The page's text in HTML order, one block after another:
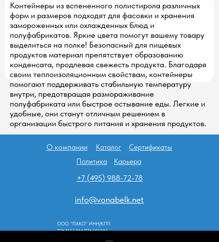
Контейнеры из вспененного полистирола различных
форм и размеров подходят для фасовки и хранения
замороженных или охлажденных блюд и
полуфабрикатов. Яркие цвета помогут вашему товару
выделиться на полке! Безопасный для пищевых
продуктов материал препятствует образованию
конденсата, продлевая свежесть продукта. Благодаря
своим теплоизоляционным свойствам, контейнеры
помогают поддерживать стабильную температуру
внутри, предотвращая размораживание
полуфабриката или быстрое остывание еды. Легкие и
удобные, они станут отличным решением в
организации быстрого питания и хранения продуктов.
О компании
Карьера
Сертификаты
Каталог
Политика
+7 (495) 988-72-78
info@vonabelk.net
ООО "ПАКО" ИНН/КПП
7743156314/774301001